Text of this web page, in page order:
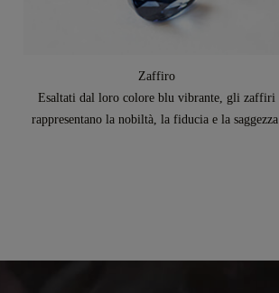
Zaffiro
Esaltati dal loro colore blu vibrante, gli zaffiri
rappresentano la nobiltà, la fiducia e la saggezza.